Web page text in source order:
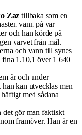
Zaz tillbaka som en
vann på var
och han körde på
varvet från mål.
och vann till synes
fina 1.10,1 över 1 640
år och under
kan utvecklas men
med sådana
det gör man faktiskt
framöver. Han är en